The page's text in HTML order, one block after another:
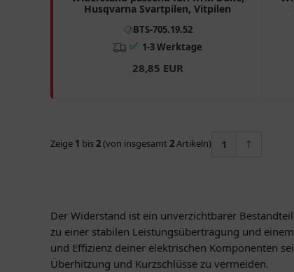
Husqvarna Svartpilen, Vitpilen
BTS-705.19.52
✅ 1-3 Werktage
28,85 EUR
Zeige 1 bis2(von insgesamt 2Artikeln) 1
Der Widerstand ist ein unverzichtbarer
zu einer stabilen Leistungsübertragung und
und Effizienz deiner elektrischen Komponenten
Überhitzung und Kurzschlüsse zu vermeiden.